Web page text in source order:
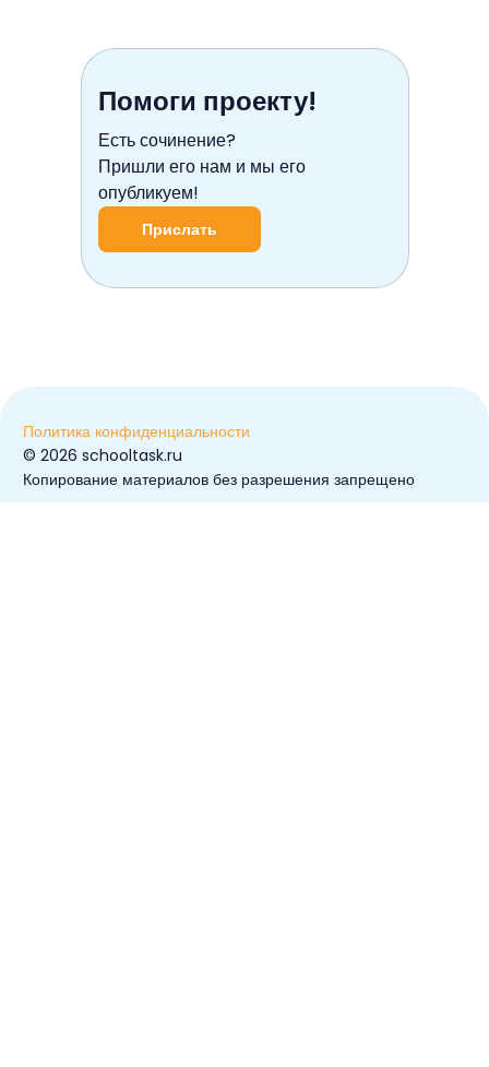
Помоги проекту!
Есть сочинение?
Пришли его нам и мы его
опубликуем!
Прислать
© ️2026 schooltask.ru
Копирование материалов без разрешения запрещено
Политика конфиденциальности